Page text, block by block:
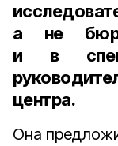
а не
и в
центра.
Она